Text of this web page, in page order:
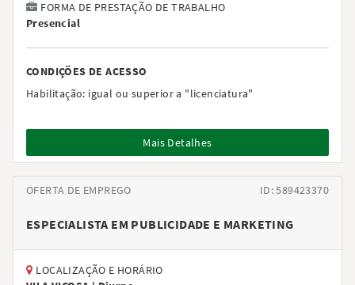
FORMA DE PRESTAÇÃO DE TRABALHO
Presencial
CONDIÇÕES DE ACESSO
Habilitação: igual ou superior a "licenciatura"
Mais Detalhes
OFERTA DE EMPREGO ID: 589423370
ESPECIALISTA EM PUBLICIDADE E MARKETING
LOCALIZAÇÃO E HORÁRIO